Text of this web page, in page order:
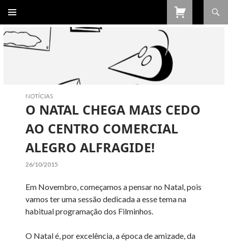
PARA
CONTEÚDO
NOTÍCIAS
O NATAL CHEGA MAIS CEDO
AO CENTRO COMERCIAL
ALEGRO ALFRAGIDE!
26/10/2015
Em Novembro, começamos a pensar no Natal, pois
vamos ter uma sessão dedicada a esse tema na
habitual programação dos Filminhos.
O Natal é, por excelência, a época de amizade, da